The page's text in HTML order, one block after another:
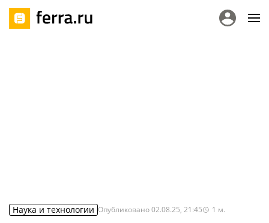
Наука и технологии Опубликовано02.08.25, 21:45 1 м.